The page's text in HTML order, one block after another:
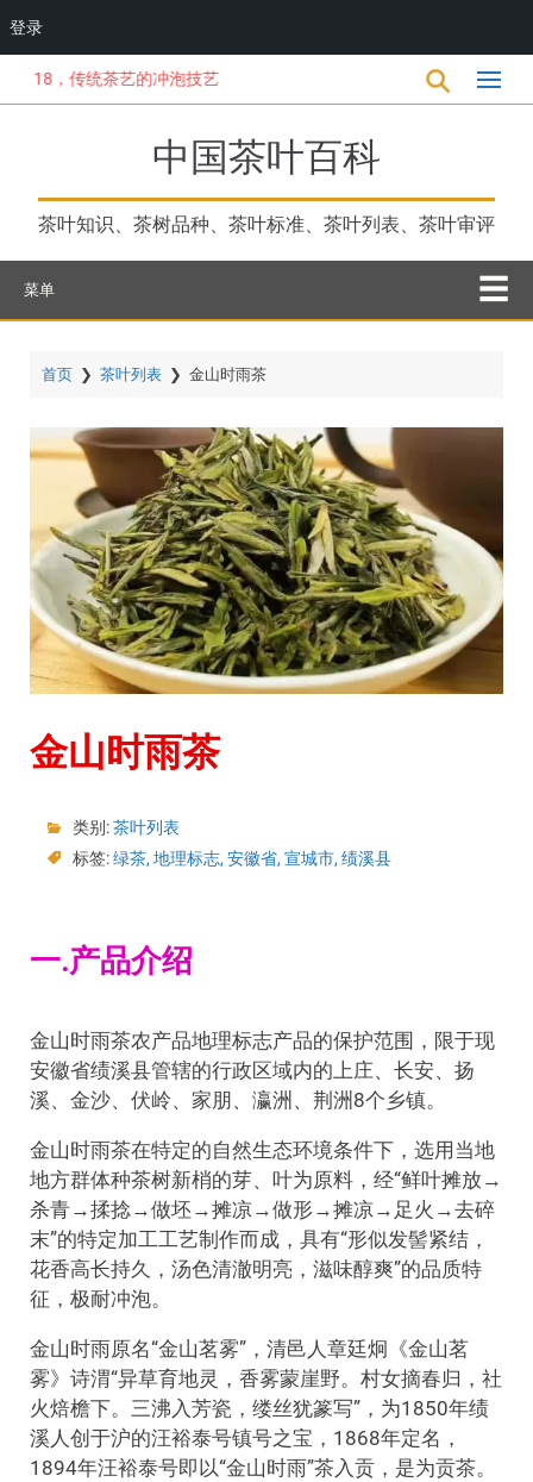
到
，传统茶艺的冲泡技艺
中国茶叶百科
茶叶知识、茶树品种、茶叶标准、茶叶列表、茶叶审评
菜单
首页 ❯ 茶叶列表 ❯ 金山时雨茶
金山时雨茶
类别:茶叶列表
标签:绿茶, 地理标志, 安徽省, 宣城市, 绩溪县
一.产品介绍
金山时雨茶农产品地理标志产品的保护范围，限于现
安徽省绩溪县管辖的行政区域内的上庄、长安、扬
溪、金沙、伏岭、家朋、瀛洲、荆洲8个乡镇。
金山时雨茶在特定的自然生态环境条件下，选用当地
地方群体种茶树新梢的芽、叶为原料，经“鲜叶摊放→
杀青→揉捻→做坯→摊凉→做形→摊凉→足火→去碎
末”的特定加工工艺制作而成，具有“形似发髻紧结，
花香高长持久，汤色清澈明亮，滋味醇爽”的品质特
征，极耐冲泡。
金山时雨原名“金山茗雾”，清邑人章廷炯《金山茗
雾》诗渭“异草育地灵，香雾蒙崖野。村女摘春归，社
火焙檐下。三沸入芳瓷，缕丝犹篆写”，为1850年绩
溪人创于沪的汪裕泰号镇号之宝，1868年定名，
1894年汪裕泰号即以“金山时雨”茶入贡，是为贡茶。
登录